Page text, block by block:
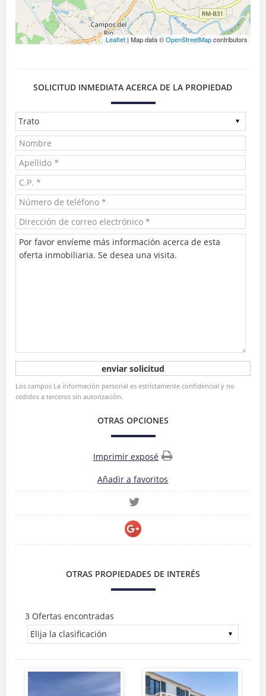
Leaflet | Map data ©OpenStreetMapcontributors
SOLICITUD INMEDIATA ACERCA DE LA PROPIEDAD
Los campos La información personal es estrictamente confidencial y no
cedidos a terceros sin autorización.
OTRAS OPCIONES
Imprimir exposé
Añadir a favoritos
OTRAS PROPIEDADES DE INTERÉS
3 Ofertas encontradas